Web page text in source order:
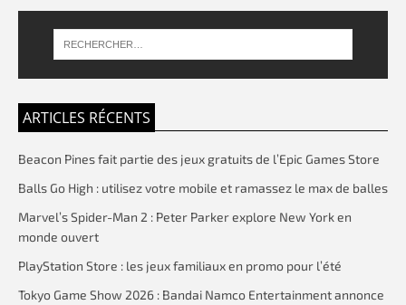
ARTICLES RÉCENTS
Beacon Pines fait partie des jeux gratuits de l’Epic Games Store
Balls Go High : utilisez votre mobile et ramassez le max de balles
Marvel’s Spider-Man 2 : Peter Parker explore New York en
monde ouvert
PlayStation Store : les jeux familiaux en promo pour l’été
Tokyo Game Show 2026 : Bandai Namco Entertainment annonce